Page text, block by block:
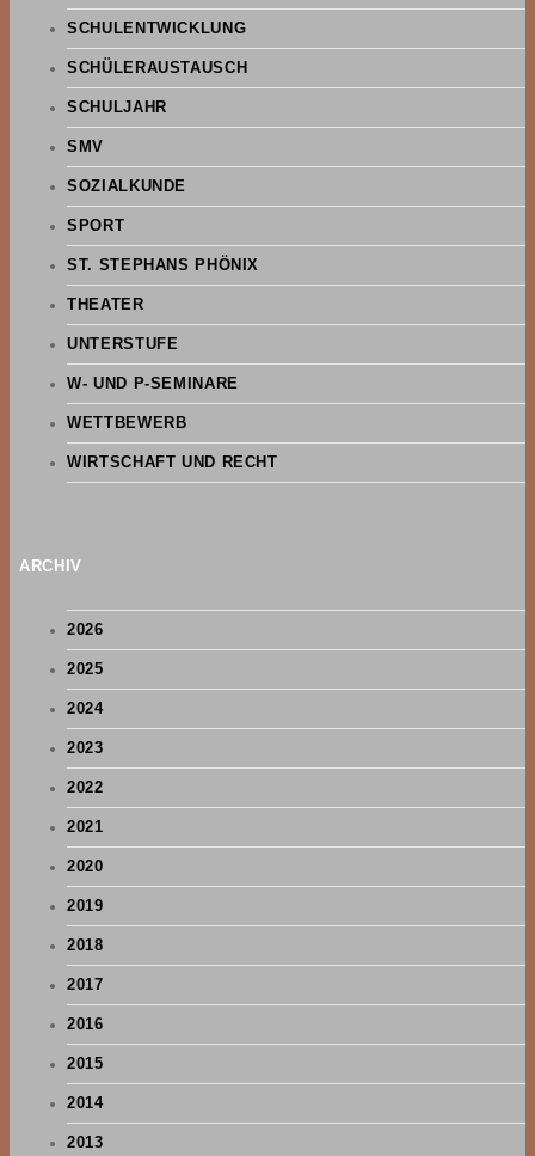
SCHULENTWICKLUNG
SCHÜLERAUSTAUSCH
SCHULJAHR
SMV
SOZIALKUNDE
SPORT
ST. STEPHANS PHÖNIX
THEATER
UNTERSTUFE
W- UND P-SEMINARE
WETTBEWERB
WIRTSCHAFT UND RECHT
ARCHIV
2026
2025
2024
2023
2022
2021
2020
2019
2018
2017
2016
2015
2014
2013